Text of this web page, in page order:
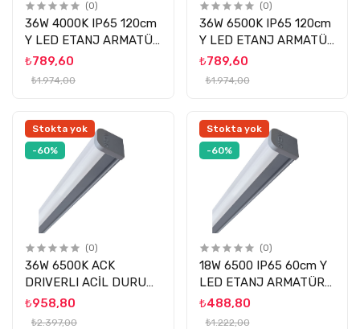
(0)
36W 4000K IP65 120cm
Y LED ETANJ ARMATÜR
ACK
₺789,60
₺1.974,00
(0)
36W 6500K IP65 120cm
Y LED ETANJ ARMATÜR
ACK
₺789,60
₺1.974,00
Stokta yok
-60%
(0)
36W 6500K ACK
DRIVERLI ACİL DURUM
KİTLİ ETANJ ARMATÜR
ACK
₺958,80
₺2.397,00
Stokta yok
-60%
(0)
18W 6500 IP65 60cm Y
LED ETANJ ARMATÜR
ACK
₺488,80
₺1.222,00